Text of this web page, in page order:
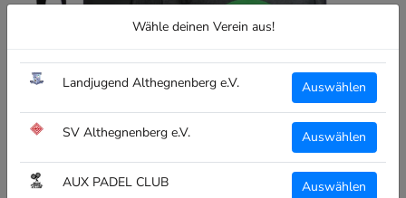
Wähle deinen Verein aus!
Landjugend Althegnenberg e.V. Auswählen
SV Althegnenberg e.V. Auswählen
AUX PADEL CLUB Auswählen